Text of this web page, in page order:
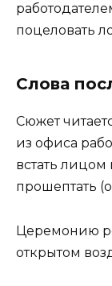
поцеловать
Слова
Сюжет
из офиса
встать
прошептать
Церемонию
открытом